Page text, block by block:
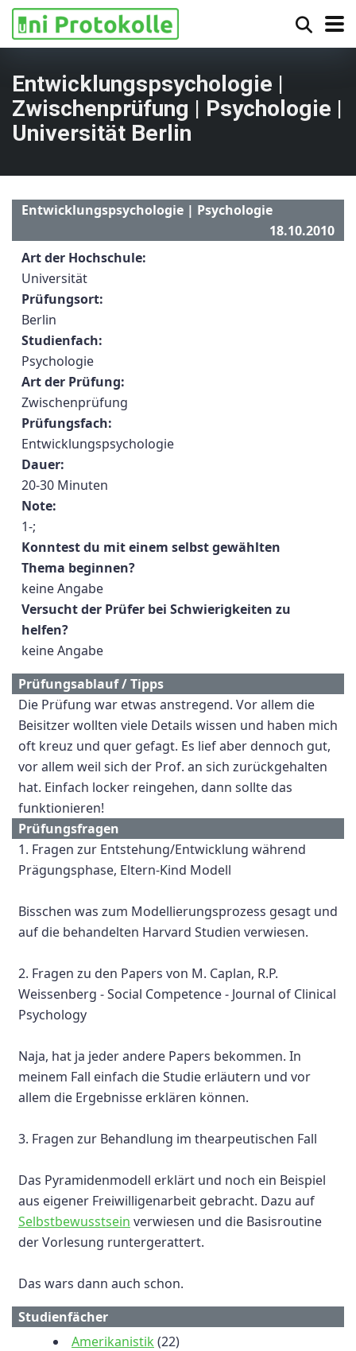
Entwicklungspsychologie |
Zwischenprüfung | Psychologie |
Universität Berlin
Entwicklungspsychologie | Psychologie
18.10.2010
Art der Hochschule:
Universität
Prüfungsort:
Berlin
Studienfach:
Psychologie
Art der Prüfung:
Zwischenprüfung
Prüfungsfach:
Entwicklungspsychologie
Dauer:
20-30 Minuten
Note:
1-;
Konntest du mit einem selbst gewählten
Thema beginnen?
keine Angabe
Versucht der Prüfer bei Schwierigkeiten zu
helfen?
keine Angabe
Prüfungsablauf / Tipps
Die Prüfung war etwas anstregend. Vor allem die
Beisitzer wollten viele Details wissen und haben mich
oft kreuz und quer gefagt. Es lief aber dennoch gut,
vor allem weil sich der Prof. an sich zurückgehalten
hat. Einfach locker reingehen, dann sollte das
funktionieren!
Prüfungsfragen
1. Fragen zur Entstehung/Entwicklung während
Prägungsphase, Eltern-Kind Modell
Bisschen was zum Modellierungsprozess gesagt und
auf die behandelten Harvard Studien verwiesen.
2. Fragen zu den Papers von M. Caplan, R.P.
Weissenberg - Social Competence - Journal of Clinical
Psychology
Naja, hat ja jeder andere Papers bekommen. In
meinem Fall einfach die Studie erläutern und vor
allem die Ergebnisse erklären können.
3. Fragen zur Behandlung im thearpeutischen Fall
Das Pyramidenmodell erklärt und noch ein Beispiel
aus eigener Freiwilligenarbeit gebracht. Dazu auf
Selbstbewusstsein verwiesen und die Basisroutine
der Vorlesung runtergerattert.
Das wars dann auch schon.
Studienfächer
Amerikanistik (22)